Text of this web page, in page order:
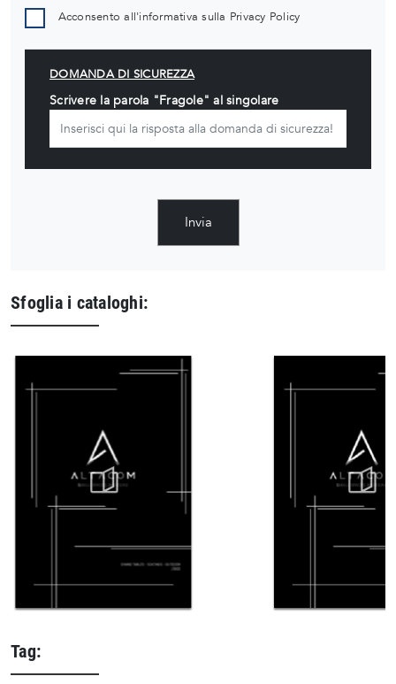
Acconsento all'informativa sulla Privacy Policy
DOMANDA DI SICUREZZA
Scrivere la parola "Fragole" al singolare
Invia
Sfoglia i cataloghi:
Tag: